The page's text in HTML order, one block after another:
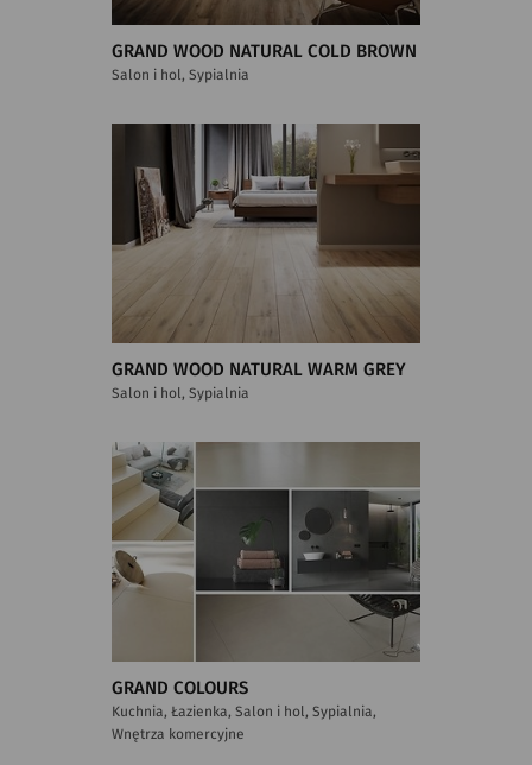
GRAND WOOD NATURAL COLD BROWN
Salon i hol, Sypialnia
GRAND WOOD NATURAL WARM GREY
Salon i hol, Sypialnia
GRAND COLOURS
Kuchnia, Łazienka, Salon i hol, Sypialnia,
Wnętrza komercyjne